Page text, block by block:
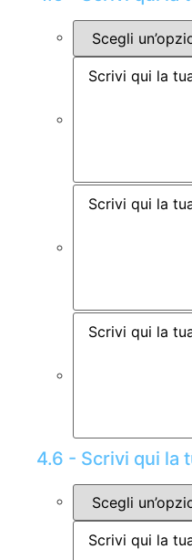
4.6 - Scrivi qui la